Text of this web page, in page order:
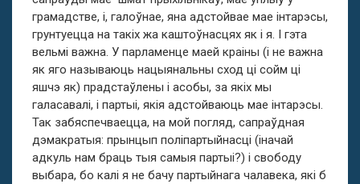
грамадстве, і, галоўнае, яна адстойвае мае інтарэсы,
грунтуецца на такіх жа каштоўнасцях як і я. І гэта
вельмі важна. У парламенце маей краіны (і не важна
як яго называюць нацыянальны сход ці сойм ці
яшчэ як) прадстаўлены і асобы, за якіх мы
галасавалі, і партыі, якія адстойваюць мае інтарэсы.
Так забяспечваецца, на мой погляд, сапраўдная
дэмакратыя: прынцып поліпартыйнасці (іначай
адкуль нам браць тыя самыя партыі?) і свободу
выбара, бо калі я не бачу партыйнага чалавека, які б